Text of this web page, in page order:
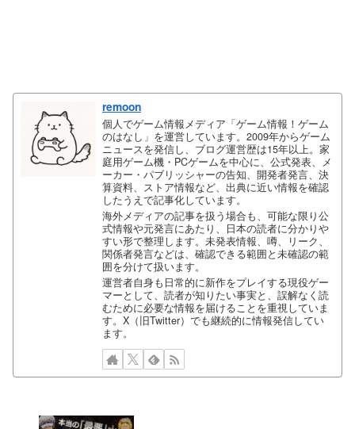
remoon
個人でゲーム情報メディア「ゲーム情報！ゲーム
のはなし」を運営しています。2009年からゲーム
ニュースを発信し、ブログ運営歴は15年以上。家
庭用ゲーム機・PCゲームを中心に、公式発表、メ
ーカー・パブリッシャーの告知、開発者発言、決
算資料、ストア情報など、出典に近い情報を確認
したうえで記事化しています。
海外メディアの記事を扱う場合も、可能な限り公
式情報や元発言にあたり、日本の読者に分かりや
すい形で整理します。未発表情報、噂、リーク、
関係者発言などは、確認できる範囲と未確認の範
囲を分けて扱います。
運営者自身も日常的に新作をプレイする現役ゲー
マーとして、読者が知りたい事実と、誤解なく読
むために必要な情報を届けることを重視していま
す。X（旧Twitter）でも継続的に情報発信してい
ます。